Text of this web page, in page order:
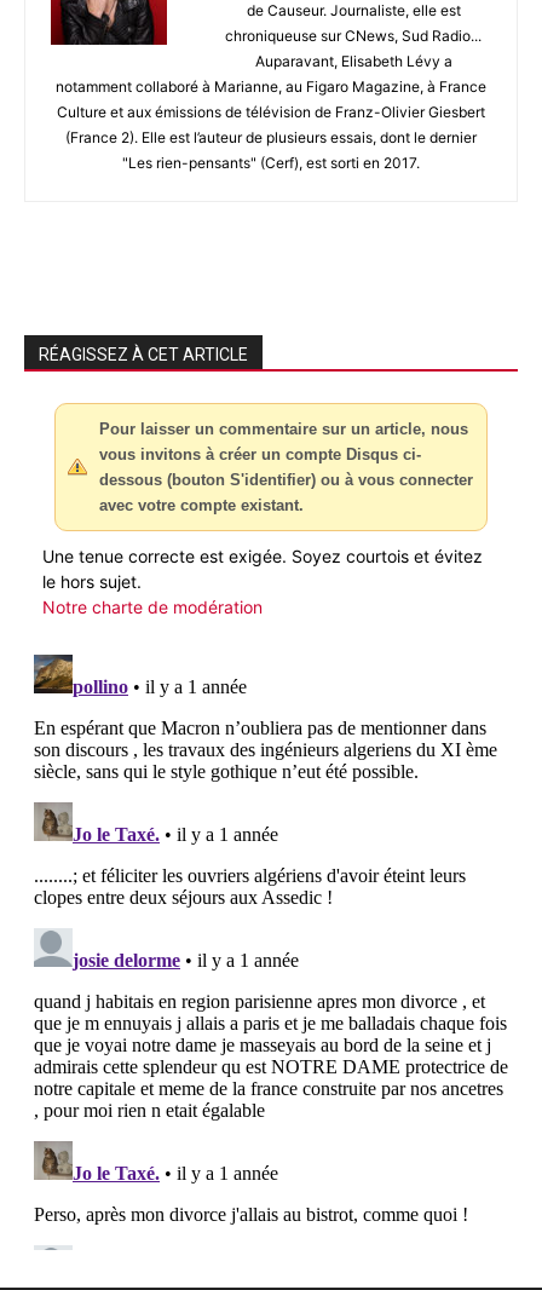
de Causeur. Journaliste, elle est
chroniqueuse sur CNews, Sud Radio...
Auparavant, Elisabeth Lévy a
notamment collaboré à Marianne, au Figaro Magazine, à France
Culture et aux émissions de télévision de Franz-Olivier Giesbert
(France 2). Elle est l’auteur de plusieurs essais, dont le dernier
"Les rien-pensants" (Cerf), est sorti en 2017.
RÉAGISSEZ À CET ARTICLE
Pour laisser un commentaire sur un article, nous
vous invitons à créer un compte Disqus ci-
dessous (bouton S'identifier) ou à vous connecter
avec votre compte existant.
Une tenue correcte est exigée. Soyez courtois et évitez
le hors sujet.
Notre charte de modération